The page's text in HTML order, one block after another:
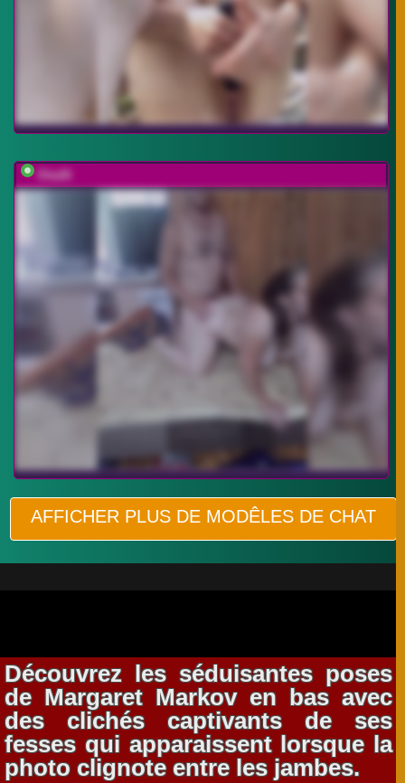
Eka26
AFFICHER PLUS DE MODÊLES DE CHAT
Découvrez les séduisantes poses
de Margaret Markov en bas avec
des clichés captivants de ses
fesses qui apparaissent lorsque la
photo clignote entre les jambes.